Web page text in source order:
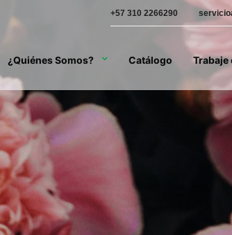
¿Quiénes Somos? Catálogo
+57 310 2266290